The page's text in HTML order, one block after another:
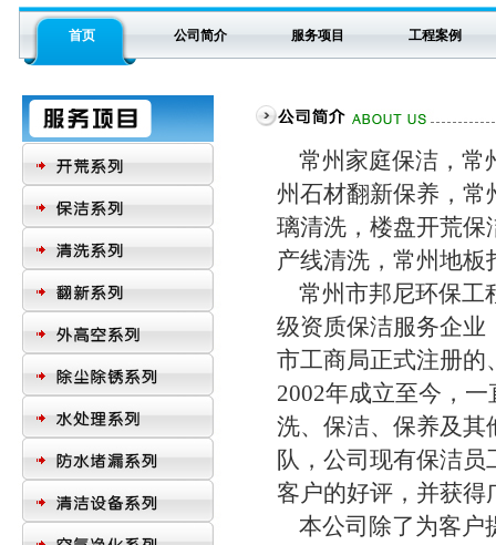
首页 公司简介 服务项目 工程案例
常州家庭保洁，常
州石材翻新保养，常
璃清洗，楼盘开荒保
产线清洗，常州地板
常州市邦尼环保工
级资质保洁服务企业
市工商局正式注册的
2002年成立至今，
洗、保洁、保养及其
队，公司现有保洁
客户的好评，并获得
本公司除了为客户